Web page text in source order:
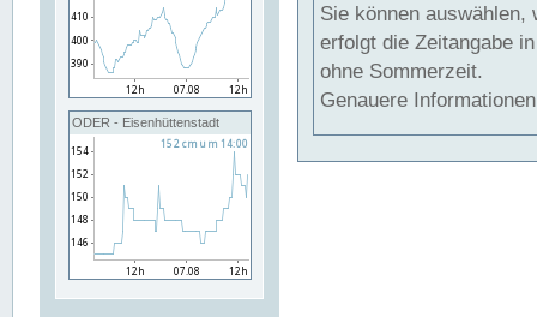
ODER - Eisenhüttenstadt
Sie können auswählen,
erfolgt die Zeitangabe
ohne Sommerzeit.
Genauere